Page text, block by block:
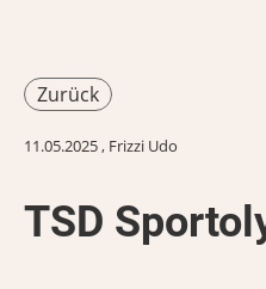
Zurück
11.05.2025, Frizzi Udo
TSD